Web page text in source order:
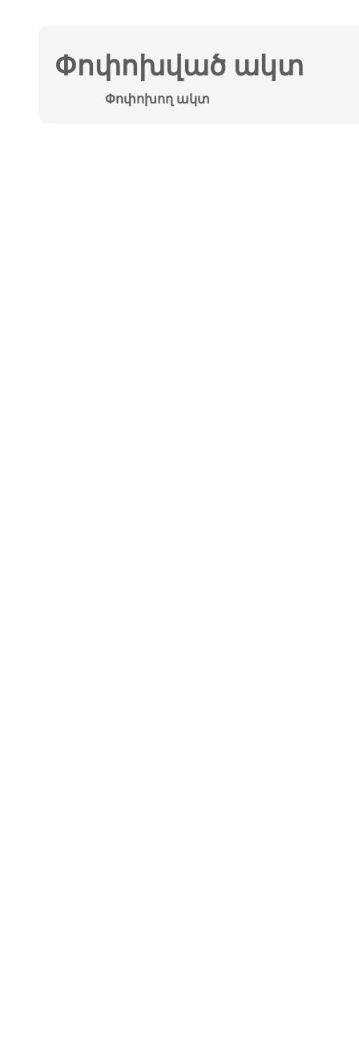
Փոփոխված ակտ
Փոփոխող ակտ